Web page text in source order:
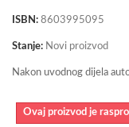
ISBN: 8603995095
Stanje: Novi proizvod
Nakon uvodnog dijela
Ovaj proizvod je